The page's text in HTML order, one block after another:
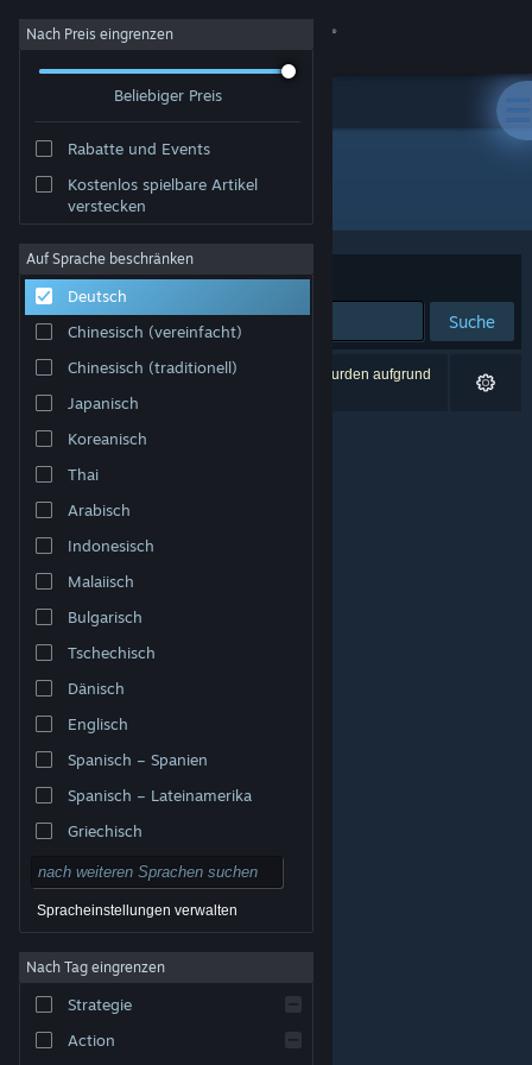
Anmelden
Info
Support
Sprache ändern
Steam-Mobile-App herunterladen
Desktopversion anzeigen
© Valve Corporation. Alle Rechte vorbehalten. Alle
USA und anderen Ländern.
Rechtliches
Barrierefreiheit
Nutzungsvertrag
Nach Preis eingrenzen
Beliebiger Preis
Rabatte und Events
Kostenlos spielbare Artikel
verstecken
Auf Sprache beschränken
Deutsch
Chinesisch (vereinfacht)
Chinesisch (traditionell)
Japanisch
Koreanisch
Thai
Arabisch
Indonesisch
Malaiisch
Bulgarisch
Tschechisch
Dänisch
Englisch
Spanisch – Spanien
Spanisch – Lateinamerika
Griechisch
Spracheinstellungen verwalten
Nach Tag eingrenzen
Strategie
Action
Publisher: Mad Triangles
Sortieren nach Relevanz
Suche
0 Ergebnisse entsprechen Ihrer Suche. 2 Titel wurden aufgrund
Ihrer Einstellungen ausgeschlossen.